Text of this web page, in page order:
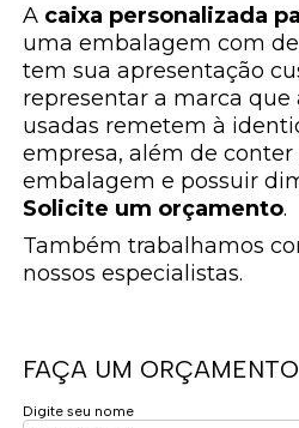
A caixa personalizada
uma embalagem com
tem sua apresentação
representar a marca que
usadas remetem à
empresa, além de conter
embalagem e possuir
Solicite um orçamento.
Também trabalhamos
nossos especialistas.
FAÇA UM ORÇAMENTO
Digite seu nome